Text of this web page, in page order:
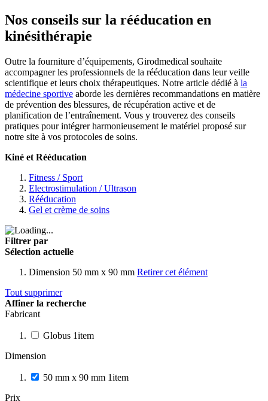
Nos conseils sur la rééducation en
kinésithérapie
Outre la fourniture d’équipements, Girodmedical souhaite
accompagner les professionnels de la rééducation dans leur veille
scientifique et leurs choix thérapeutiques. Notre article dédié à la
médecine sportive aborde les dernières recommandations en matière
de prévention des blessures, de récupération active et de
planification de l’entraînement. Vous y trouverez des conseils
pratiques pour intégrer harmonieusement le matériel proposé sur
notre site à vos protocoles de soins.
Kiné et Rééducation
Fitness / Sport
Electrostimulation / Ultrason
Rééducation
Gel et crème de soins
Filtrer par
Sélection actuelle
Dimension 50 mm x 90 mm Retirer cet élément
Tout supprimer
Affiner la recherche
Fabricant
Globus 1item
Dimension
50 mm x 90 mm 1item
Prix